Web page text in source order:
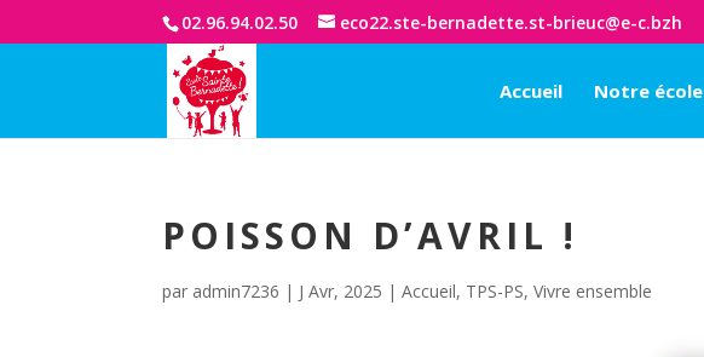
02.96.94.02.50 eco22.ste-bernadette.st-brieuc@e-c.bzh
Accueil Notre école
POISSON D’AVRIL !
par admin7236 | J Avr, 2025 |Accueil, TPS-PS,Vivre ensemble